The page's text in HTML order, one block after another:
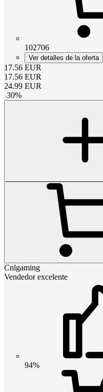
102706
Ver detalles de la oferta
17.56 EUR
17.56 EUR
24.99 EUR
-30%
Cnlgaming
Vendedor excelente
94%